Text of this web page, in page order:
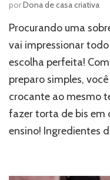
porDona de casa criativa
Procurando uma
vai impressionar
escolha perfeita!
preparo simples,
crocante ao mesmo
fazer torta de bis em
ensino! Ingredientes